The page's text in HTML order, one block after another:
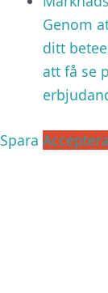
Genom
ditt
att få se
Spara